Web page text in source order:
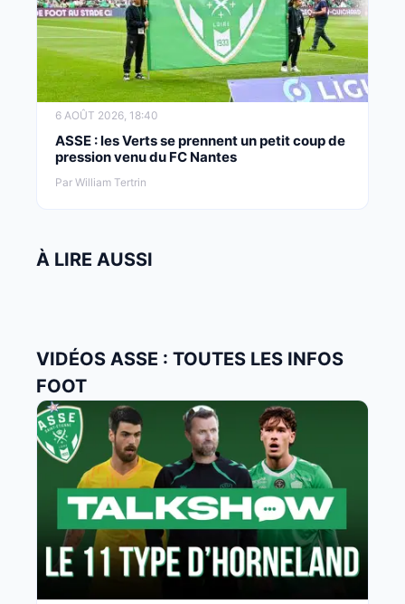
6 AOÛT 2026, 18:40
ASSE : les Verts se prennent un petit coup de
pression venu du FC Nantes
Par William Tertrin
À LIRE AUSSI
VIDÉOS ASSE : TOUTES LES INFOS
FOOT